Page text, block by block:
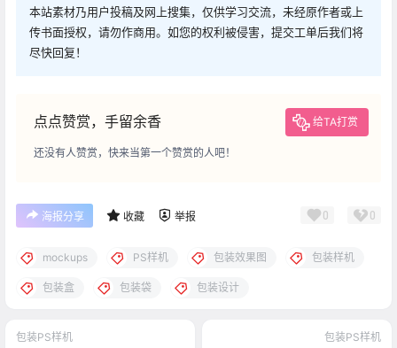
本站素材乃用户投稿及网上搜集，仅供学习交流，未经原作者或上
传书面授权，请勿作商用。如您的权利被侵害，提交工单后我们将
尽快回复！
点点赞赏，手留余香 给TA打赏
还没有人赞赏，快来当第一个赞赏的人吧！
海报分享 收藏 举报 0 0
mockups PS样机 包装效果图 包装样机
包装盒 包装袋 包装设计
包装PS样机 包装PS样机